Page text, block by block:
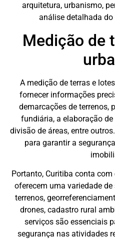
arquitetura, urbanismo,
análise detalhada do
Medição de
A medição de terras e
fornecer informações
demarcações de terrenos,
fundiária, a elaboração
divisão de áreas, entre
para garantir a
Portanto, Curitiba conta
oferecem uma variedade
terrenos,
drones, cadastro rural
serviços são essenciais
segurança nas atividades